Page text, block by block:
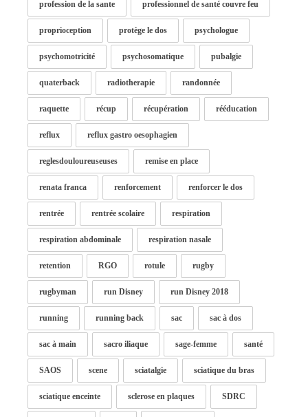
profession de la sante professionnel de santé couvre feu
proprioception protège le dos psychologue
psychomotricité psychosomatique pubalgie
quaterback radiotherapie randonnée
raquette récup récupération rééducation
reflux reflux gastro oesophagien
reglesdouloureuseuses remise en place
renata franca renforcement renforcer le dos
rentrée rentrée scolaire respiration
respiration abdominale respiration nasale
retention RGO rotule rugby
rugbyman run Disney run Disney 2018
running running back sac sac à dos
sac à main sacro iliaque sage-femme santé
SAOS scene sciatalgie sciatique du bras
sciatique enceinte sclerose en plaques SDRC